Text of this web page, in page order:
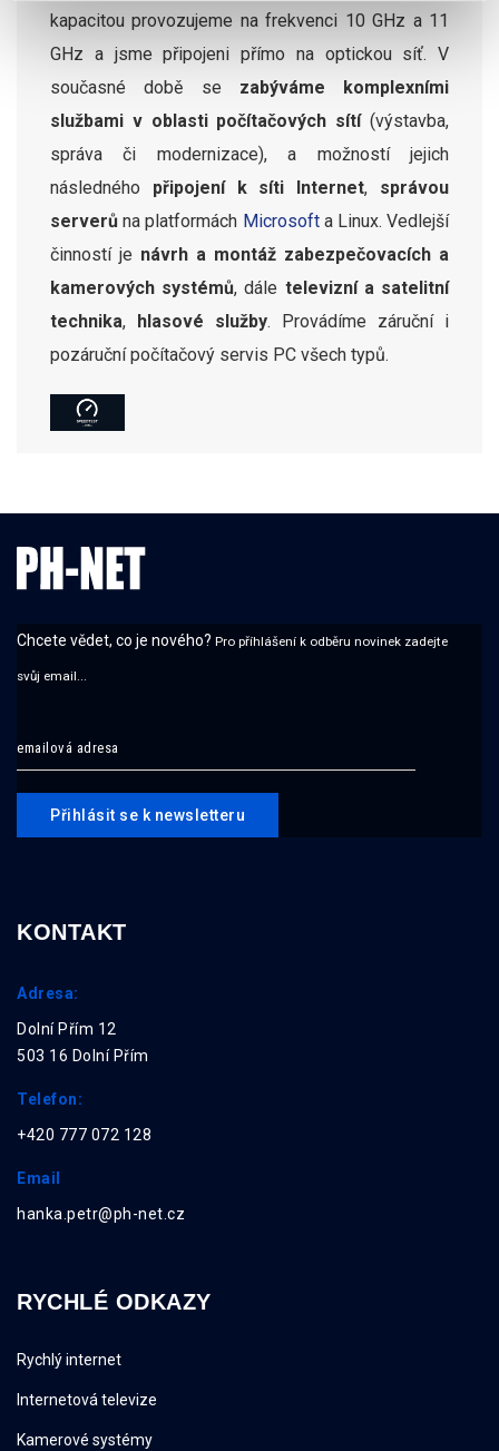
kapacitou provozujeme na frekvenci 10 GHz a 11
GHz a jsme připojeni přímo na optickou síť. V
současné době se zabýváme komplexními
službami v oblasti počítačových sítí(výstavba,
správa či modernizace), a možností jejich
následného připojení k síti Internet, správou
serverů na platformách Microsofta Linux. Vedlejší
činností je návrh a montáž zabezpečovacích a
kamerových systémů, dále televizní a satelitní
technika, hlasové služby. Provádíme záruční i
pozáruční počítačový servis PC všech typů.
Chcete vědet, co je nového? Pro příhlášení k odběru novinek zadejte
svůj email...
Přihlásit se k newsletteru
KONTAKT
Adresa:
Dolní Přím 12
503 16 Dolní Přím
Telefon:
+420 777 072 128
Email
hanka.petr@ph-net.cz
RYCHLÉ ODKAZY
Rychlý internet
Internetová televize
Kamerové systémy